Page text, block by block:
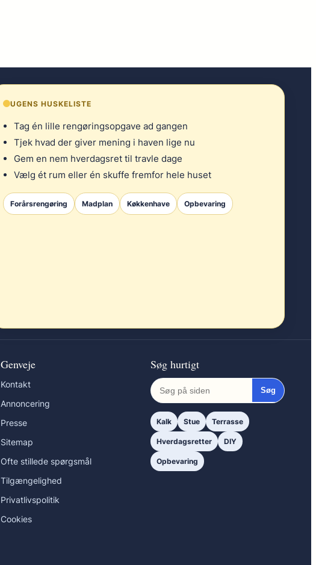
UGENS HUSKELISTE
Tag én lille rengøringsopgave ad gangen
Tjek hvad der giver mening i haven lige nu
Gem en nem hverdagsret til travle dage
Vælg ét rum eller én skuffe fremfor hele huset
Forårsrengøring Madplan Køkkenhave Opbevaring
Genveje
Kontakt
Annoncering
Presse
Sitemap
Ofte stillede spørgsmål
Tilgængelighed
Privatlivspolitik
Cookies
Søg hurtigt
Søg
Kalk Stue Terrasse
Hverdagsretter DIY
Opbevaring